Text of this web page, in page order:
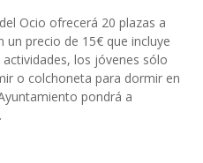
Ocio ofrecerá 20 plazas a
precio de 15€ que incluye
los jóvenes sólo
o colchoneta para dormir en
pondrá a